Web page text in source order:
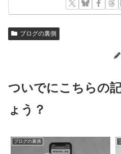
ブログの裏側
ついでにこちらの
ょう？
ブログの裏側